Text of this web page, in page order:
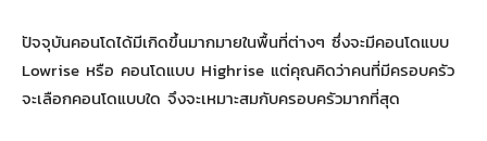
ปัจจุบันคอนโดได้มีเกิดขึ้นมากมายในพื้นที่ต่างๆ ซึ่งจะมีคอนโดแบบ
Lowrise หรือ คอนโดแบบ Highrise แต่คุณคิดว่าคนที่มีครอบครัว
จะเลือกคอนโดแบบใด จึงจะเหมาะสมกับครอบครัวมากที่สุด